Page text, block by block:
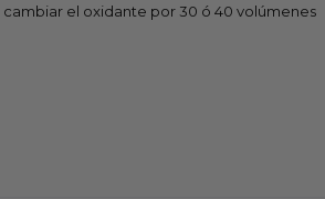
cambiar el oxidante por 30 ó 40 volúmenes